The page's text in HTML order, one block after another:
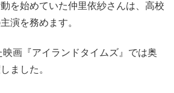
を始めていた仲里依紗さんは、高校
演を務めます。
画『アイランドタイムズ』では奥
ました。